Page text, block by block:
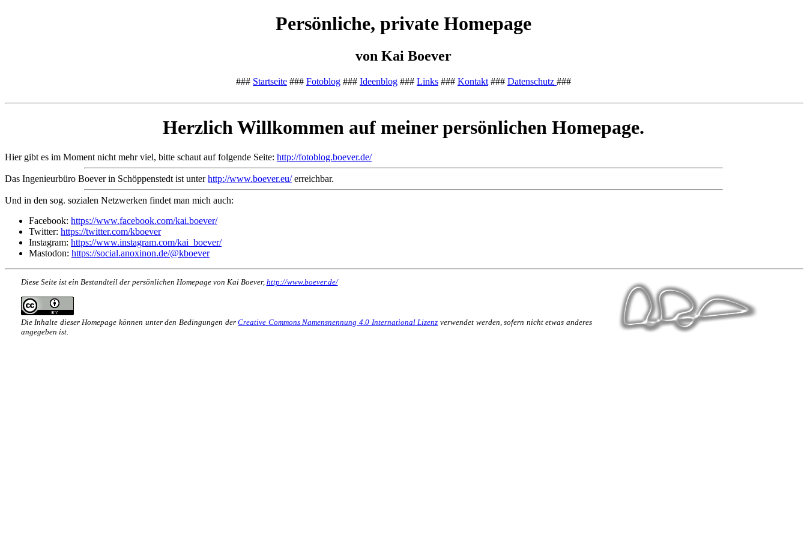
Persönliche, private Homepage
von Kai Boever
### Startseite ### Fotoblog ### Ideenblog ### Links ### Kontakt ### Datenschutz ###
Herzlich Willkommen auf meiner persönlichen Homepage.
Hier gibt es im Moment nicht mehr viel, bitte schaut auf folgende Seite: http://fotoblog.boever.de/
Das Ingenieurbüro Boever in Schöppenstedt ist unterhttp://www.boever.eu/erreichbar.
Und in den sog. sozialen Netzwerken findet man mich auch:
Facebook: https://www.facebook.com/kai.boever/
Twitter: https://twitter.com/kboever
Instagram: https://www.instagram.com/kai_boever/
Mastodon: https://social.anoxinon.de/@kboever
Diese Seite ist ein Bestandteil der persönlichen Homepage von Kai Boever, http://www.boever.de/
Die Inhalte dieser Homepage können unter den Bedingungen derCreative Commons Namensnennung 4.0 International Lizenz verwendet werden, sofern nicht etwas anderes
angegeben ist.